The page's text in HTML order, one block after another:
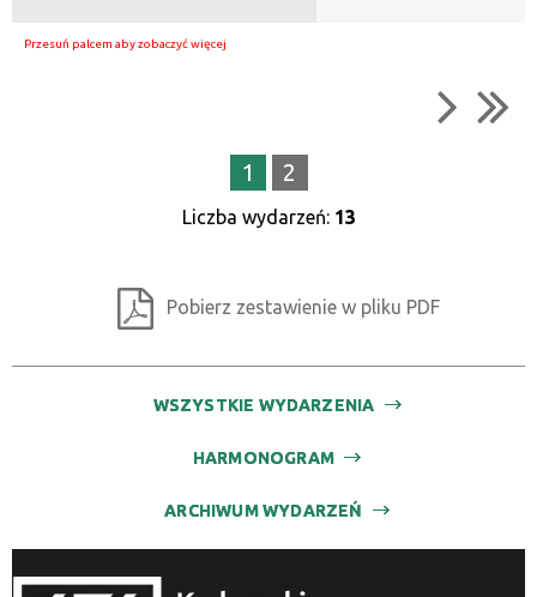
1 2
Liczba wydarzeń: 13
Pobierz zestawienie w pliku PDF
WSZYSTKIE WYDARZENIA
HARMONOGRAM
ARCHIWUM WYDARZEŃ